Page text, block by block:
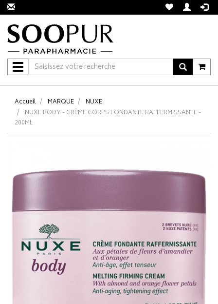
Navigation
Accueil MARQUE
NUXE
NUXE BODY - CRÈME CORPS FONDANTE RAFFERMISSANTE -
200ML